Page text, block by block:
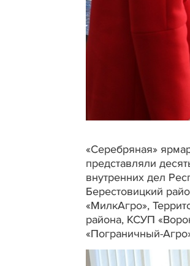
«Серебряная»
представляли
внутренних дел
Берестовицкий
«МилкАгро»,
района, КСУП
«Пограничный-